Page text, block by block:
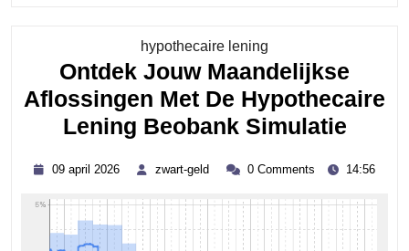
hypothecaire lening
Ontdek Jouw Maandelijkse
Aflossingen Met De Hypothecaire
Lening Beobank Simulatie
Met
09 april 2026
2026
zwart-geld
zwart- 0 Comments 14:56